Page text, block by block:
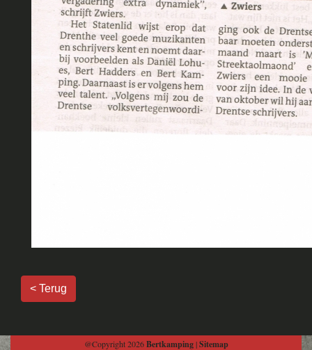
< Terug
@Copyright 2026Bertkamping | Sitemap